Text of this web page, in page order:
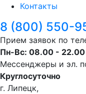
Контакты
8 (800) 550-
Прием заявок по
Пн-Вс: 08.00 -
Мессенджеры и эл.
Круглосуточно
г. Липецк,